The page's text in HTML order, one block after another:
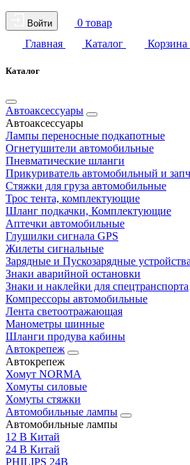
Войти
0 товар
Главная
Каталог Корзина
Каталог
Автоаксессуары
Автоаксессуары
Лампы переносные подкапотные
Огнетушители автомобильные
Пневматические шланги
Прикуриватель автомобильный и
Стяжки для груза автомобильные
Трос тента, комплектующие
Шланг подкачки, Комплектующие
Аптечки автомобильные
Глушилки сигнала GPS
Жилеты сигнальные
Зарядные и Пускозарядные устройства
Знаки аварийной остановки
Знаки и наклейки для спецтранспорта
Компрессоры автомобильные
Лента светоотражающая
Манометры шинные
Шланги продува кабины
Автокрепеж
Автокрепеж
Хомут NORMA
Хомуты силовые
Хомуты стяжки
Автомобильные лампы
Автомобильные лампы
12 В Китай
24 В Китай
PHILIPS 24В